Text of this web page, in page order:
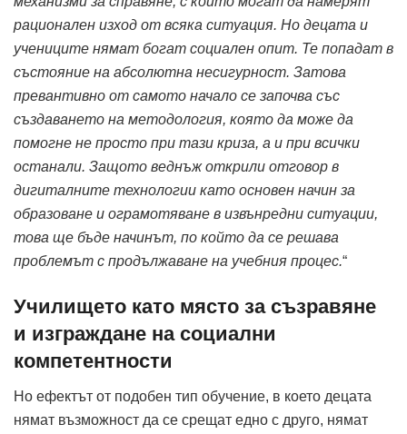
рационален изход от всяка ситуация. Но децата и
учениците нямат богат социален опит. Те попадат в
състояние на абсолютна несигурност. Затова
превантивно от самото начало се започва със
създаването на методология, която да може да
помогне не просто при тази криза, а и при всички
останали. Защото веднъж открили отговор в
дигиталните технологии като основен начин за
образоване и ограмотяване в извънредни ситуации,
това ще бъде начинът, по който да се решава
проблемът с продължаване на учебния процес.“
Училището като място за съзравяне
и изграждане на социални
компетентности
Но ефектът от подобен тип обучение, в което децата
нямат възможност да се срещат едно с друго, нямат